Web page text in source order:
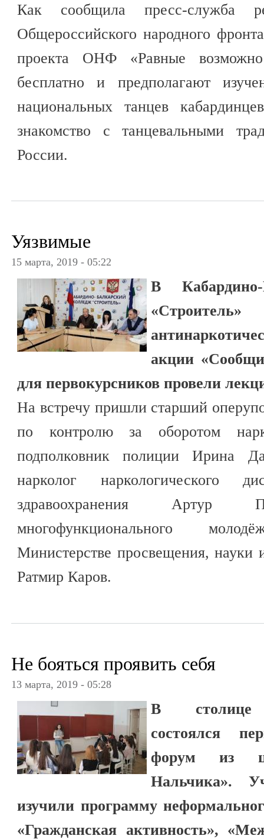
Как сообщила пресс-служба
Общероссийского народного
проекта ОНФ «Равные
бесплатно и предполагают
национальных танцев
знакомство с танцевальными
России.
Уязвимые
15 марта, 2019 - 05:22
В Кабардино-
акции
для первокурсников провели
На встречу пришли старший
по контролю за оборотом
подполковник полиции Ирина
нарколог наркологического
здравоохранения Артур
многофункционального
Министерстве просвещения,
Ратмир Каров.
Не бояться проявить себя
13 марта, 2019 - 05:28
В столице
состоялся
форум из
Нальчика».
изучили программу
«Гражданская активность»,